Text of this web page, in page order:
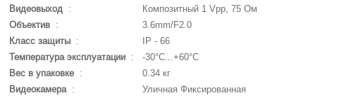
Видеовыход :
Композитный 1 Vpp, 75 Ом
Объектив :
3.6mm/F2.0
Класс защиты :
IP - 66
Температура эксплуатации :
-30°С...+60°С
Вес в упаковке :
0.34 кг
Видеокамера: Уличная Фиксированная